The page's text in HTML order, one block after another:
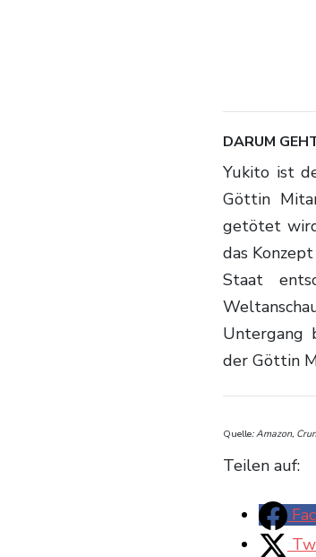
DARUM
Yukito ist der Sohn eines fragwürdigen Sektenführers, der die mysteriöse
Göttin
getötet
das
Staat
Untergang
der Göttin
Quelle: Amazon,
Teilen auf: